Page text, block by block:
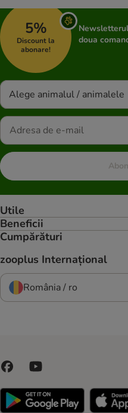
5%
Discount la
abonare!
doua
Alege animalul / animalele
Utile
Beneficii
Cumpărături
zooplus Internațional
România / ro